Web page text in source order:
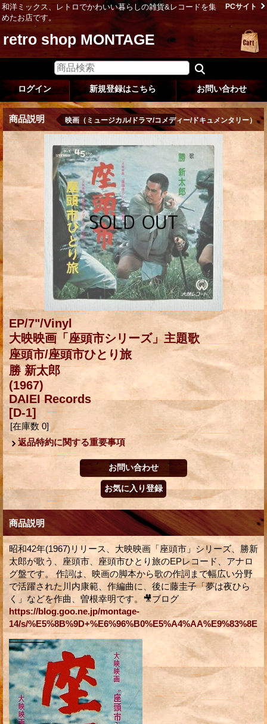
和洋ミックス、レトロでかわいい暮らしの雑貨&レコードを集
めたお店です。
PCサイト
retro shop MONTAGE
ログイン 新規登録はこちら お問い合わせ
商品説明 映画（ミュージカル/ドラマ/コメディー/ドキュメンタリー）
EP/7"/Vinyl
大映映画「座頭市シリーズ」主題歌
座頭市/座頭市ひとり旅
勝 新太郎
(1967)
DAIEI Records
[D-1]
[在庫数 0]
返品特約に関する重要事項
商品説明
昭和42年(1967)リリース、大映映画「座頭市」シリーズ、勝新
太郎が歌う、座頭市、座頭市ひとり旅のEPレコード、アナロ
グ盤です。 作詞は、映画の脚本から歌の作詞まで幅広い分野
で活躍された川内康範、作編曲に、後に藤圭子「夢は夜ひら
く」などを作曲、曽根幸明です。🎥ブログ
https://blog.goo.ne.jp/montage-
14/s/%E5%8B%9D+%E6%96%B0%E5%A4%AA%E9%83%8E